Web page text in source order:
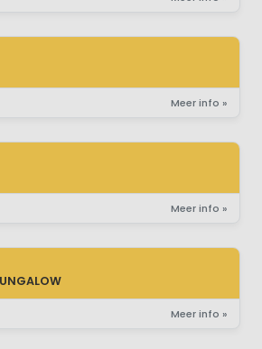
Meer info »
Meer info »
Meer info »